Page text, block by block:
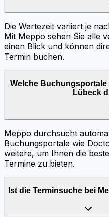
Die Wartezeit variiert je
Mit Meppo sehen Sie alle
einen Blick und können
Termin buchen.
Welche
Lübeck
Meppo durchsucht
Buchungsportale wie
weitere, um Ihnen die
Termine zu bieten.
Ist die Terminsuche bei